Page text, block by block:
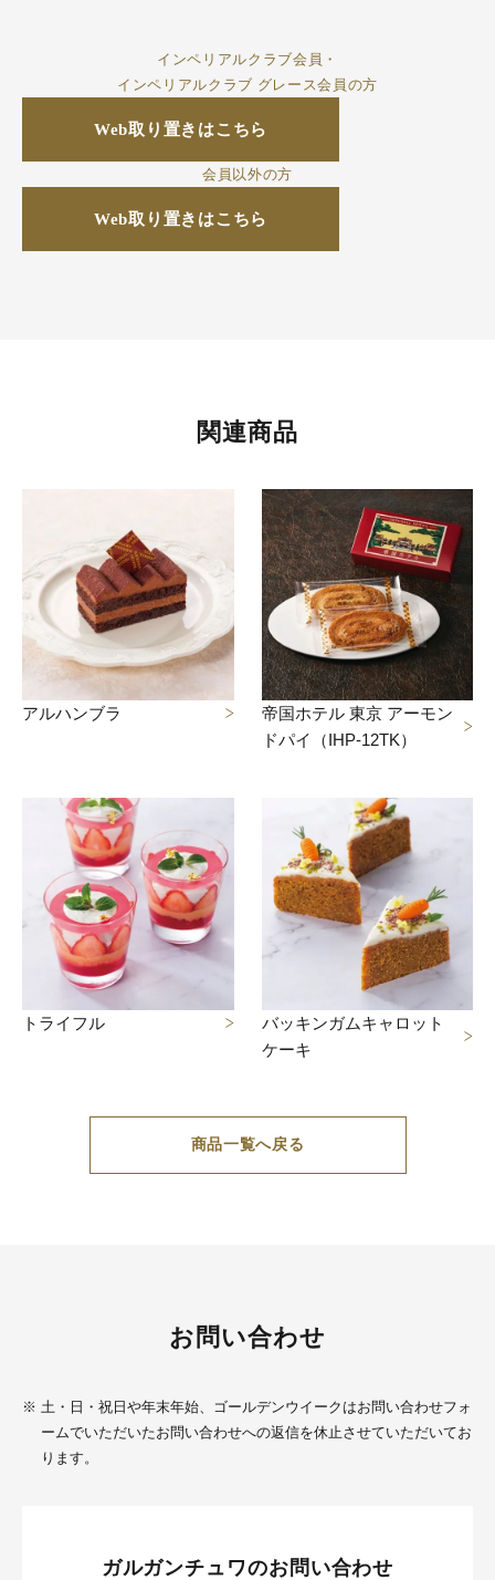
インペリアルクラブ会員・
インペリアルクラブ グレース会員の方
Web取り置きはこちら
会員以外の方
Web取り置きはこちら
関連商品
アルハンブラ
帝国ホテル 東京 アーモン
ドパイ（IHP-12TK）
トライフル
バッキンガムキャロット
ケーキ
商品一覧へ戻る
お問い合わせ
※ 土・日・祝日や年末年始、ゴールデンウイークはお問い合わせフォ
ームでいただいたお問い合わせへの返信を休止させていただいてお
ります。
ガルガンチュワのお問い合わせ